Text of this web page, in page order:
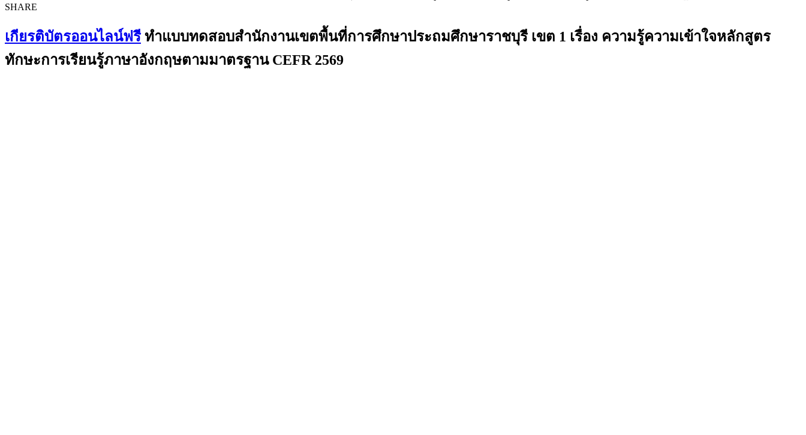
SHARE
เกียรติบัตรออนไลน์ฟรีทำแบบทดสอบสำนักงานเขตพื้นที่การศึกษาประถมศึกษาราชบุรี เขต 1 เรื่อง ความรู้ความเข้าใจหลักสูตร
ทักษะการเรียนรู้ภาษาอังกฤษตามมาตรฐาน CEFR 2569